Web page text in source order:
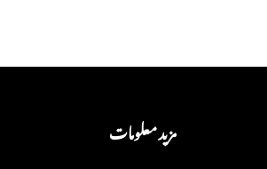
مزید معلومات